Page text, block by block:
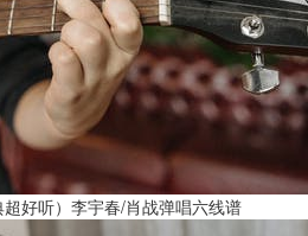
好听）李宇春/肖战弹唱六线谱